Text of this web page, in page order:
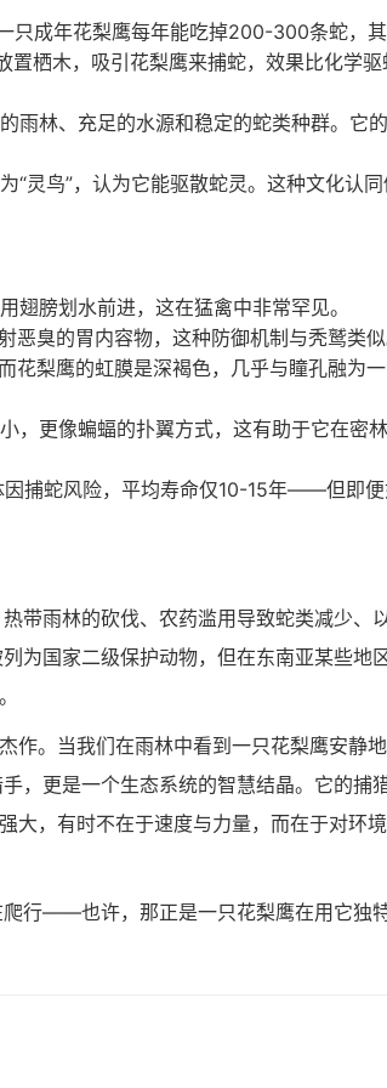
只成年花梨鹰每年能吃掉200-300条蛇，
置栖木，吸引花梨鹰来捕蛇，效果比化学驱
雨林、充足的水源和稳定的蛇类种群。它
“灵鸟”，认为它能驱散蛇灵。这种文化认同
翅膀划水前进，这在猛禽中非常罕见。
恶臭的胃内容物，这种防御机制与秃鹫类似
花梨鹰的虹膜是深褐色，几乎与瞳孔融为一
，更像蝙蝠的扑翼方式，这有助于它在密
捕蛇风险，平均寿命仅10-15年——但即
带雨林的砍伐、农药滥用导致蛇类减少、
为国家二级保护动物，但在东南亚某些地区
作。当我们在雨林中看到一只花梨鹰安静
，更是一个生态系统的智慧结晶。它的捕
，有时不在于速度与力量，而在于对环
行——也许，那正是一只花梨鹰在用它独